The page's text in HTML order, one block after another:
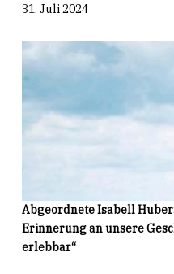
31. Juli 2024
Abgeordnete Isabell
Erinnerung an unsere
erlebbar“